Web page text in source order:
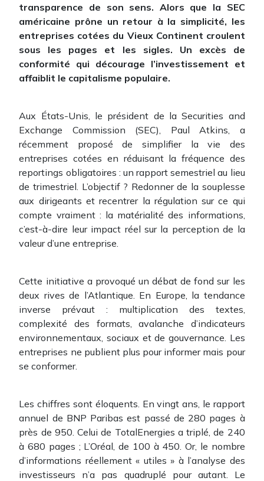
transparence de son sens. Alors que la SEC
américaine prône un retour à la simplicité, les
entreprises cotées du Vieux Continent croulent
sous les pages et les sigles. Un excès de
conformité qui décourage l’investissement et
affaiblit le capitalisme populaire.
Aux États-Unis, le président de la Securities and
Exchange Commission (SEC), Paul Atkins, a
récemment proposé de simplifier la vie des
entreprises cotées en réduisant la fréquence des
reportings obligatoires : un rapport semestriel au lieu
de trimestriel. L’objectif ? Redonner de la souplesse
aux dirigeants et recentrer la régulation sur ce qui
compte vraiment : la matérialité des informations,
c’est-à-dire leur impact réel sur la perception de la
valeur d’une entreprise.
Cette initiative a provoqué un débat de fond sur les
deux rives de l’Atlantique. En Europe, la tendance
inverse prévaut : multiplication des textes,
complexité des formats, avalanche d’indicateurs
environnementaux, sociaux et de gouvernance. Les
entreprises ne publient plus pour informer mais pour
se conformer.
Les chiffres sont éloquents. En vingt ans, le rapport
annuel de BNP Paribas est passé de 280 pages à
près de 950. Celui de TotalEnergies a triplé, de 240
à 680 pages ; L’Oréal, de 100 à 450. Or, le nombre
d’informations réellement « utiles » à l’analyse des
investisseurs n’a pas quadruplé pour autant. Le